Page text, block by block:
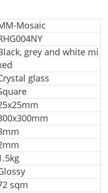
Mosaic
grey and white mi
glass
sqm